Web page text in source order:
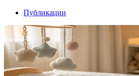
Публикации